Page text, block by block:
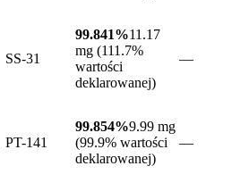
SS-31
99.841%11.17
mg (111.7%
wartości
deklarowanej)
—
PT-141
99.854%9.99 mg
(99.9% wartości
deklarowanej)
—